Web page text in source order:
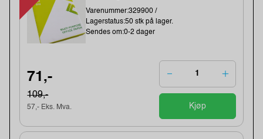
Varenummer:329900 /
Lagerstatus:50 stk på lager.
Sendes om:0-2 dager
71,-
109,-
57,- Eks. Mva. Kjøp